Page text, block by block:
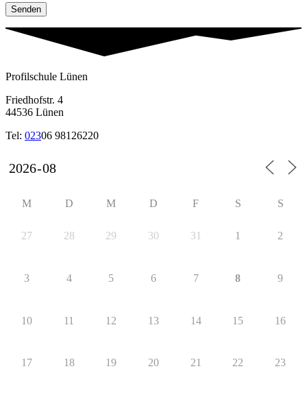
Profilschule Lünen
Friedhofstr. 4
44536 Lünen
Tel: 02306 98126220
M D M D F S S
27 28 29 30 31 1 2
3 4 5 6 7 8 9
10 11 12 13 14 15 16
17 18 19 20 21 22 23